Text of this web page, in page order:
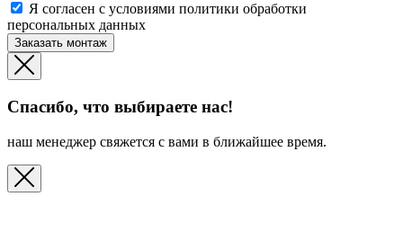
Я согласен с условиями политики обработки
персональных данных
Заказать монтаж
Спасибо, что выбираете нас!
наш менеджер свяжется с вами в ближайшее время.